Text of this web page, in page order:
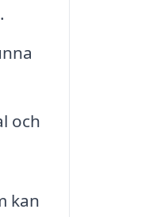
och
kan